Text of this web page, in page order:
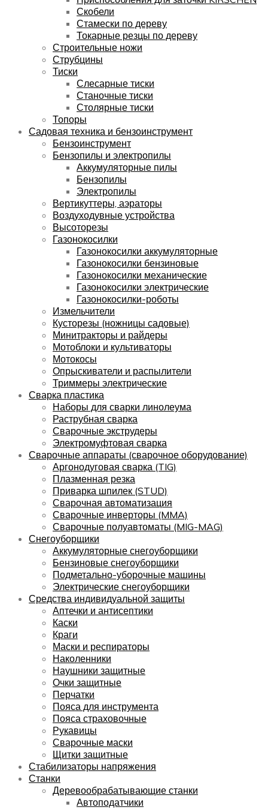
Скобели
Стамески по дереву
Токарные резцы по дереву
Строительные ножи
Струбцины
Тиски
Слесарные тиски
Станочные тиски
Столярные тиски
Топоры
Садовая техника и бензоинструмент
Бензоинструмент
Бензопилы и электропилы
Аккумуляторные пилы
Бензопилы
Электропилы
Вертикуттеры, аэраторы
Воздуходувные устройства
Высоторезы
Газонокосилки
Газонокосилки аккумуляторные
Газонокосилки бензиновые
Газонокосилки механические
Газонокосилки электрические
Газонокосилки-роботы
Измельчители
Кусторезы (ножницы садовые)
Минитракторы и райдеры
Мотоблоки и культиваторы
Мотокосы
Опрыскиватели и распылители
Триммеры электрические
Сварка пластика
Наборы для сварки линолеума
Раструбная сварка
Сварочные экструдеры
Электромуфтовая сварка
Сварочные аппараты (сварочное оборудование)
Аргонодуговая сварка (TIG)
Плазменная резка
Приварка шпилек (STUD)
Сварочная автоматизация
Сварочные инверторы (MMA)
Сварочные полуавтоматы (MIG-MAG)
Снегоуборщики
Аккумуляторные снегоуборщики
Бензиновые снегоуборщики
Подметально-уборочные машины
Электрические снегоуборщики
Средства индивидуальной защиты
Аптечки и антисептики
Каски
Краги
Маски и респираторы
Наколенники
Наушники защитные
Очки защитные
Перчатки
Пояса для инструмента
Пояса страховочные
Рукавицы
Сварочные маски
Щитки защитные
Стабилизаторы напряжения
Станки
Деревообрабатывающие станки
Автоподатчики